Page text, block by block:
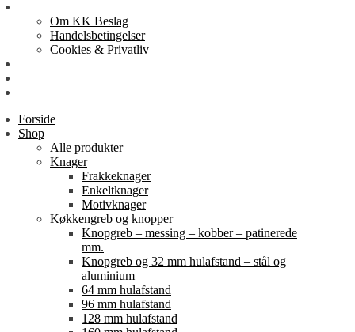
Om KK Beslag
Handelsbetingelser
Cookies & Privatliv
Forside
Shop
Alle produkter
Knager
Frakkeknager
Enkeltknager
Motivknager
Køkkengreb og knopper
Knopgreb – messing – kobber – patinerede
mm.
Knopgreb og 32 mm hulafstand – stål og
aluminium
64 mm hulafstand
96 mm hulafstand
128 mm hulafstand